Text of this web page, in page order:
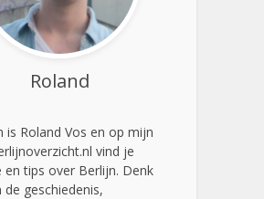
Roland
is Roland Vos en op mijn
vind je
tips over Berlijn. Denk
de geschiedenis,